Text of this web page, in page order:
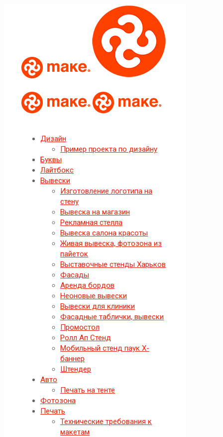
Дизайн
Пример проекта по дизайну
Буквы
Лайтбокс
Вывески
Изготовление логотипа на
стену
Вывеска на магазин
Рекламная стелла
Вывеска салона красоты
Живая вывеска, фотозона из
пайеток
Выставочные стенды Харьков
Фасады
Аренда бордов
Неоновые вывески
Вывески для клиники
Фасадные таблички, вывески
Промостол
Ролл Ап Стенд
Мобильный стенд паук X-
баннер
Штендер
Авто
Печать на тенте
Фотозона
Печать
Технические требования к
макетам